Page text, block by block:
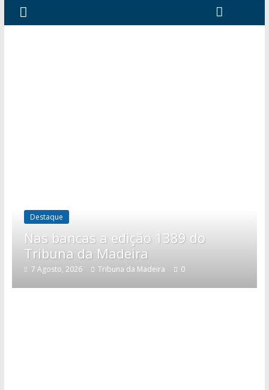
Destaque
Nas bancas a edição 1389 do
Tribuna da Madeira
7 Agosto, 2026 Tribuna da Madeira 0